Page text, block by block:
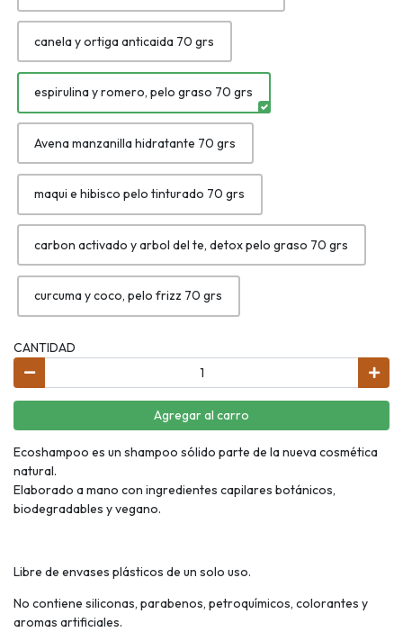
canela y ortiga anticaida 70 grs
espirulina y romero, pelo graso 70 grs
Avena manzanilla hidratante 70 grs
maqui e hibisco pelo tinturado 70 grs
carbon activado y arbol del te, detox pelo graso 70 grs
curcuma y coco, pelo frizz 70 grs
CANTIDAD
Agregar al carro
Ecoshampoo es un shampoo sólido parte de la nueva cosmética
natural.
Elaborado a mano con ingredientes capilares botánicos,
biodegradables y vegano.
Libre de envases plásticos de un solo uso.
No contiene siliconas, parabenos, petroquímicos, colorantes y
aromas artificiales.